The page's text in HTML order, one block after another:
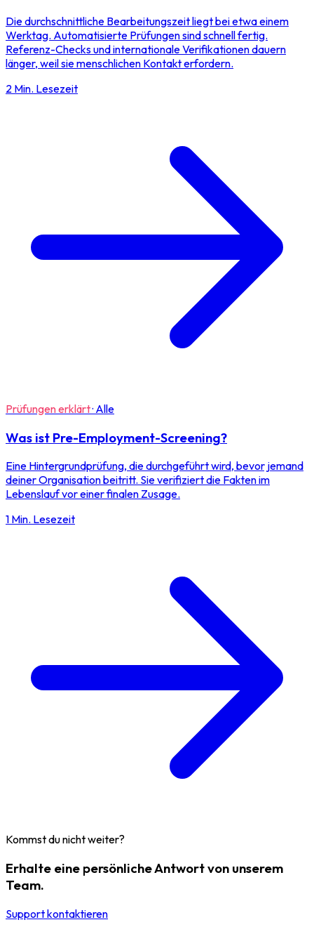
Die durchschnittliche Bearbeitungszeit liegt bei etwa einem
Werktag. Automatisierte Prüfungen sind schnell fertig.
Referenz-Checks und internationale Verifikationen dauern
länger, weil sie menschlichen Kontakt erfordern.
2 Min. Lesezeit
Prüfungen erklärt· Alle
Was ist Pre-Employment-Screening?
Eine Hintergrundprüfung, die durchgeführt wird, bevor jemand
deiner Organisation beitritt. Sie verifiziert die Fakten im
Lebenslauf vor einer finalen Zusage.
1 Min. Lesezeit
Kommst du nicht weiter?
Erhalte eine persönliche Antwort von unserem
Team.
Support kontaktieren